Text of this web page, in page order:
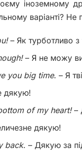
іноземному
варіанті? Не
– Як турботливо з
– Я не можу
you big time. – Я
of my heart!–
дякую!
back. – Дякую за